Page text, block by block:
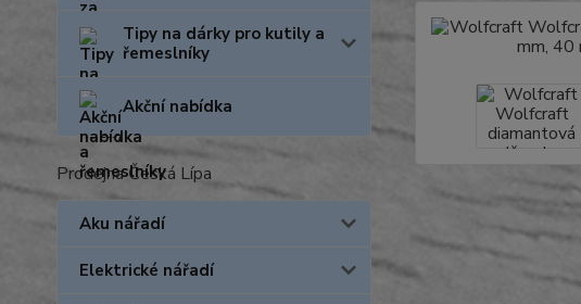
Tipy na dárky pro kutily a
řemeslníky
Akční nabídka
Prodejna Česká Lípa
Aku nářadí
Elektrické nářadí